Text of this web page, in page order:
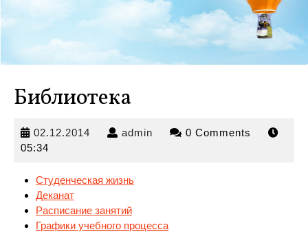
Библиотека
02.12.2014 02.12.2014
admin admin 0 Comments
05:34
Студенческая жизнь
Деканат
Расписание занятий
Графики учебного процесса